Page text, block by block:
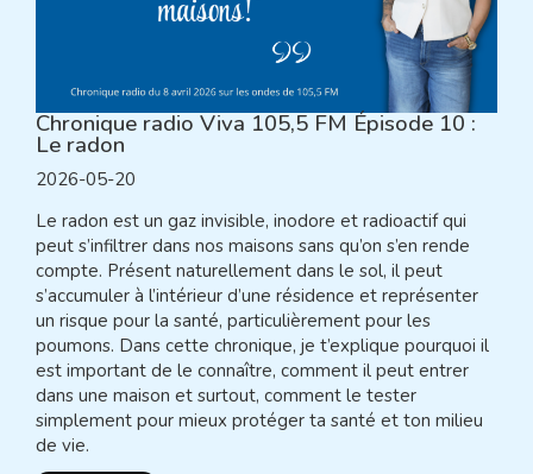
Chronique radio Viva 105,5 FM Épisode 10 :
Le radon
2026-05-20
Le radon est un gaz invisible, inodore et radioactif qui
peut s’infiltrer dans nos maisons sans qu’on s’en rende
compte. Présent naturellement dans le sol, il peut
s’accumuler à l’intérieur d’une résidence et représenter
un risque pour la santé, particulièrement pour les
poumons. Dans cette chronique, je t’explique pourquoi il
est important de le connaître, comment il peut entrer
dans une maison et surtout, comment le tester
simplement pour mieux protéger ta santé et ton milieu
de vie.